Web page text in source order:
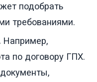
подобрать
требованиями.
Например,
по договору ГПХ.